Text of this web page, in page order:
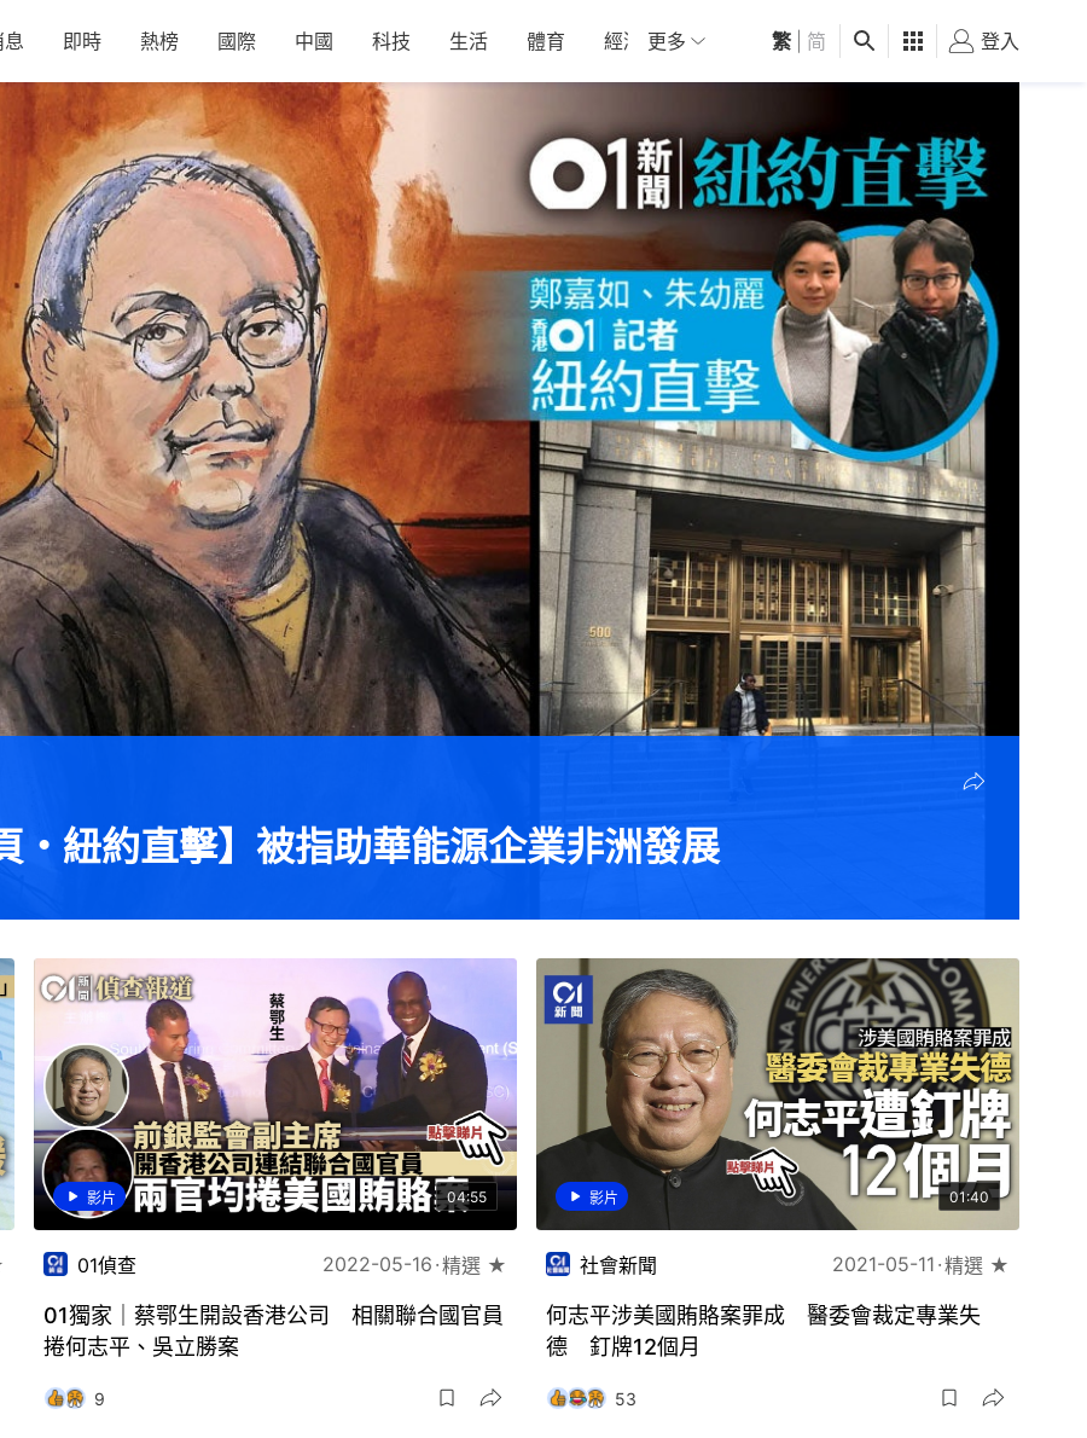
息 即時 熱榜 國際 中國 科技 生活 體育 經濟 01深圳 觀點 健康 好食玩飛
更多 繁 简 登入
・紐約直擊】被指助華能源企業非洲發展
影片 04:55
01偵查 2022-05-16 精選 ★
01獨家｜蔡鄂生開設香港公司 相關聯合國官員
捲何志平、吳立勝案
9
影片 01:40
社會新聞 2021-05-11 精選 ★
何志平涉美國賄賂案罪成 醫委會裁定專業失
德 釘牌12個月
53